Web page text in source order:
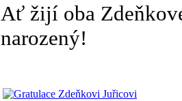
Ať žijí oba
narozený!